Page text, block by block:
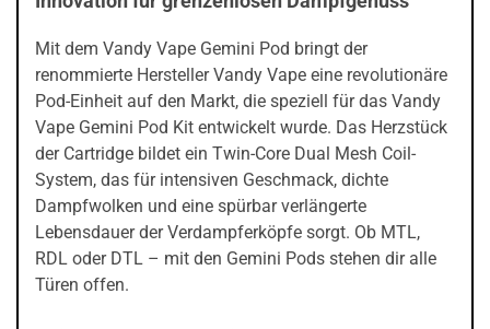
Mit dem Vandy Vape Gemini Pod bringt der
renommierte Hersteller Vandy Vape eine revolutionäre
Pod-Einheit auf den Markt, die speziell für das Vandy
Vape Gemini Pod Kit entwickelt wurde. Das Herzstück
der Cartridge bildet ein Twin-Core Dual Mesh Coil-
System, das für intensiven Geschmack, dichte
Dampfwolken und eine spürbar verlängerte
Lebensdauer der Verdampferköpfe sorgt. Ob MTL,
RDL oder DTL – mit den Gemini Pods stehen dir alle
Türen offen.